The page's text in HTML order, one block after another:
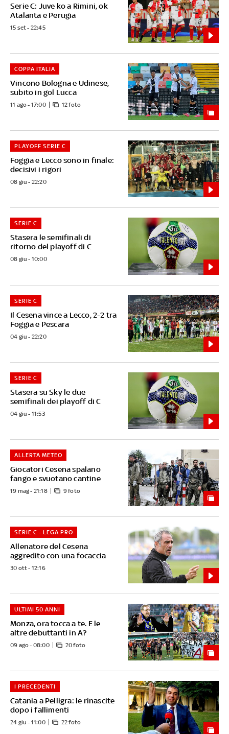
Serie C: Juve ko a Rimini, ok
Atalanta e Perugia
15 set - 22:45
Vincono Bologna e Udinese,
subito in gol Lucca
COPPA ITALIA
11 ago - 17:00 12 foto
Foggia e Lecco sono in finale:
decisivi i rigori
PLAYOFF SERIE C
08 giu - 22:20
Stasera le semifinali di
ritorno del playoff di C
SERIE C
08 giu - 10:00
Il Cesena vince a Lecco, 2-2 tra
Foggia e Pescara
SERIE C
04 giu - 22:20
Stasera su Sky le due
semifinali dei playoff di C
SERIE C
04 giu - 11:53
Giocatori Cesena spalano
fango e svuotano cantine
ALLERTA METEO
19 mag - 21:18 9 foto
Allenatore del Cesena
aggredito con una focaccia
SERIE C - LEGA PRO
30 ott - 12:16
Monza, ora tocca a te. E le
altre debuttanti in A?
ULTIMI 50 ANNI
09 ago - 08:00 20 foto
Catania a Pelligra: le rinascite
dopo i fallimenti
I PRECEDENTI
24 giu - 11:00 22 foto